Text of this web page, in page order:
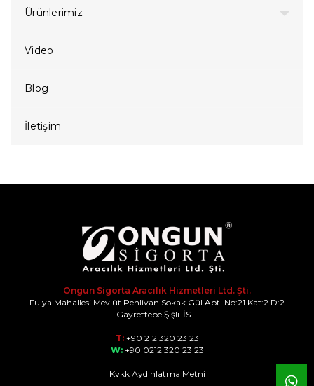
Ürünlerimiz
Video
Blog
İletişim
Ongun Sigorta Aracılık Hizmetleri Ltd. Şti.
Fulya Mahallesi Mevlüt Pehlivan Sokak Gül Apt. No:21 Kat:2 D:2
Gayrettepe Şişli-İST.
T:+90 212 320 23 23
W:+90 0212 320 23 23
Kvkk Aydınlatma Metni